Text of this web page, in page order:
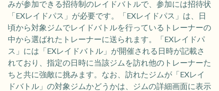
みが参加できる招待制のレイドバトルで、参加には招待状
「EXレイドパス」が必要です。「EXレイドパス」は、日
頃から対象ジムでレイドバトルを行っているトレーナーの
中から選ばれたトレーナーに送られます。「EXレイドパ
ス」には「EXレイドバトル」が開催される日時が記載さ
れており、指定の日時に当該ジムを訪れ他のトレーナーた
ちと共に強敵に挑みます。なお、訪れたジムが「EXレイ
ドバトル」の対象ジムかどうかは、ジムの詳細画面に表示